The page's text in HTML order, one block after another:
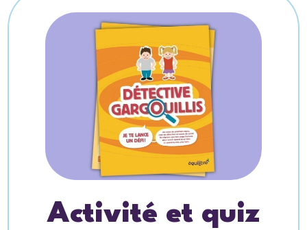
Activité et quiz